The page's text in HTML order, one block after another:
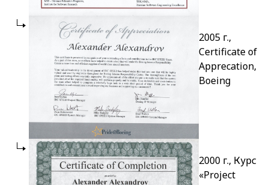
2005 г.,
Certificate of
Apprecation,
Boeing
2000 г., Курс
«Project